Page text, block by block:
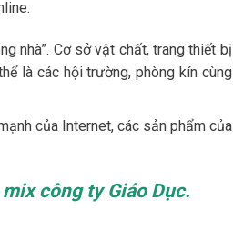
nhà”. Cơ sở vật chất, trang thiết bị
là các hội trường, phòng kín cùng
của Internet, các sản phẩm của
công ty Giáo Dục.